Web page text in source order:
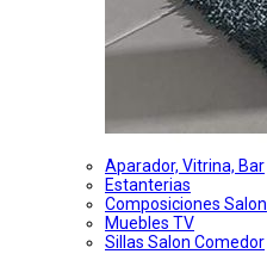
Aparador, Vitrina, Bar
Estanterias
Composiciones Salon
Muebles TV
Sillas Salon Comedor